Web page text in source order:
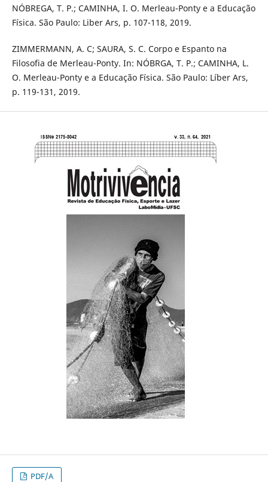
NÓBREGA, T. P.; CAMINHA, I. O. Merleau-Ponty e a Educação
Física. São Paulo: Liber Ars, p. 107-118, 2019.
ZIMMERMANN, A. C; SAURA, S. C. Corpo e Espanto na
Filosofia de Merleau-Ponty. In: NÓBRGA, T. P.; CAMINHA, L.
O. Merleau-Ponty e a Educação Física. São Paulo: Líber Ars,
p. 119-131, 2019.
PDF/A